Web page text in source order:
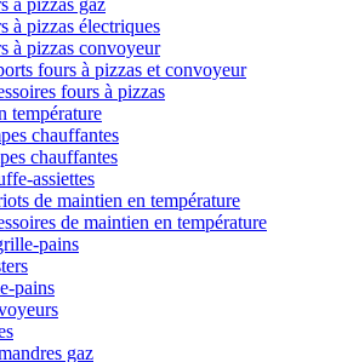
à pizzas gaz
à pizzas électriques
à pizzas convoyeur
fours à pizzas et convoyeur
fours à pizzas
température
chauffantes
chauffantes
assiettes
de maintien en température
de maintien en température
pains
pains
gaz